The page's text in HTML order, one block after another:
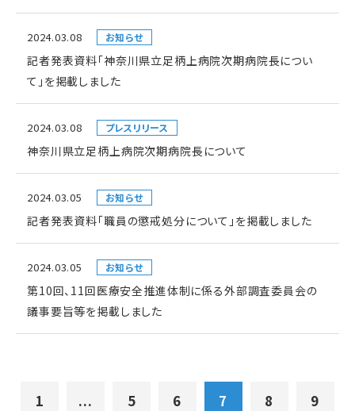
2024.03.08 お知らせ
記者発表資料「神奈川県立足柄上病院次期病院長につい
て」を掲載しました
2024.03.08 プレスリリース
神奈川県立足柄上病院次期病院長について
2024.03.05 お知らせ
記者発表資料「職員の懲戒処分について」を掲載しました
2024.03.05 お知らせ
第10回、11回医療安全推進体制に係る外部調査委員会の
議事要旨等を掲載しました
1 ... 5 6 7 8
9